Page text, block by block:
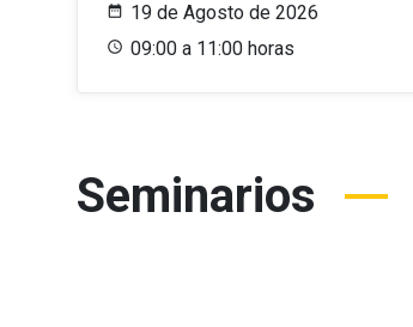
19 de Agosto de 2026
09:00 a 11:00 horas
Seminarios